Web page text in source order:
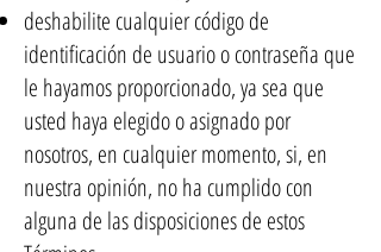
deshabilite cualquier código de
identificación de usuario o contraseña que
le hayamos proporcionado, ya sea que
usted haya elegido o asignado por
nosotros, en cualquier momento, si, en
nuestra opinión, no ha cumplido con
alguna de las disposiciones de estos